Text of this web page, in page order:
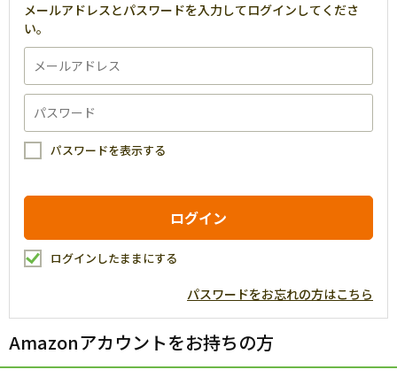
メールアドレスとパスワードを入力してログインしてくださ
い。
パスワードを表示する
ログインしたままにする
パスワードをお忘れの方はこちら
Amazonアカウントをお持ちの方